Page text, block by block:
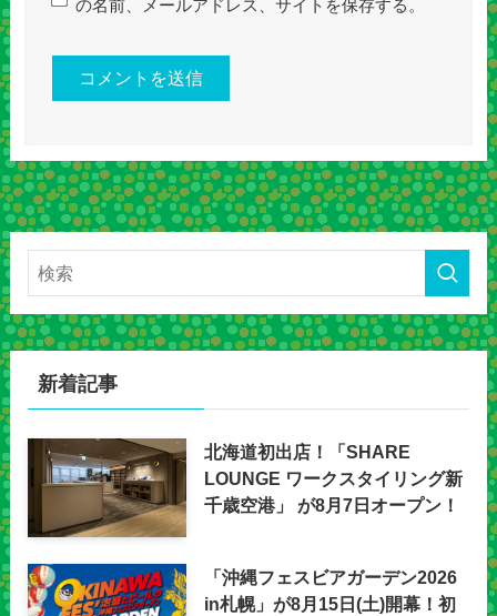
の名前、メールアドレス、サイトを保存する。
新着記事
北海道初出店！「SHARE
LOUNGE ワークスタイリング新
千歳空港」 が8月7日オープン！
「沖縄フェスビアガーデン2026
in札幌」が8月15日(土)開幕！初